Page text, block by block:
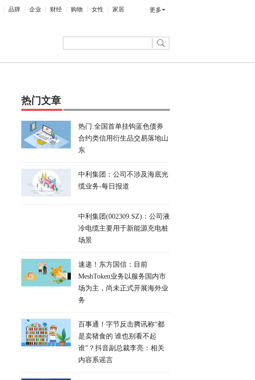
品牌 企业 财经 购物 女性 家居 更多
热门文章
热门:全国首单挂钩蓝色债券
合约类信用衍生品交易落地山
东
中利集团：公司不涉及海底光
缆业务-每日报道
中利集团(002309.SZ)：公司液
冷电缆主要用于新能源充电桩
场景
速递！东方国信：目前
MeshToken业务以服务国内市
场为主，尚未正式开展海外业
务
百事通！字节反击腾讯称“都
是卖猪食的 谁也别看不起
谁”？抖音副总裁李亮：相关
内容系谣言